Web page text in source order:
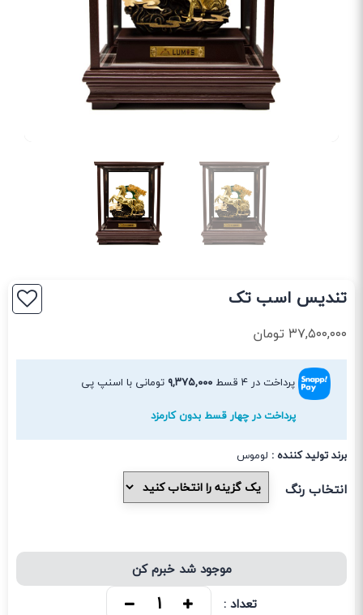
تندیس اسب تک
۳۷,۵۰۰,۰۰۰ تومان
پرداخت در ۴ قسط ۹,۳۷۵,۰۰۰تومانی با اسنپ پی
پرداخت در چهار قسط بدون کارمزد
برند تولید کننده : لوموس
انتخاب رنگ
موجود شد خبرم کن
تعداد :